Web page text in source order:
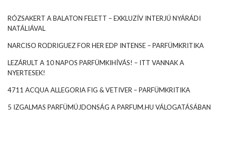
RÓZSAKERT A BALATON FELETT – EXKLUZÍV INTERJÚ NYÁRÁDI
NATÁLIÁVAL
NARCISO RODRIGUEZ FOR HER EDP INTENSE – PARFÜMKRITIKA
LEZÁRULT A 10 NAPOS PARFÜMKIHÍVÁS! – ITT VANNAK A
NYERTESEK!
4711 ACQUA ALLEGORIA FIG & VETIVER – PARFÜMKRITIKA
5 IZGALMAS PARFÜMÚJDONSÁG A PARFUM.HU VÁLOGATÁSÁBAN